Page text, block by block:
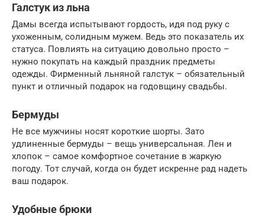
Галстук из льна
Дамы всегда испытывают гордость, идя под руку с
ухоженным, солидным мужем. Ведь это показатель их
статуса. Повлиять на ситуацию довольно просто –
нужно покупать на каждый праздник предметы
одежды. Фирменный льняной галстук – обязательный
пункт и отличный подарок на годовщину свадьбы.
Бермуды
Не все мужчины носят короткие шорты. Зато
удлиненные бермуды – вещь универсальная. Лен и
хлопок – самое комфортное сочетание в жаркую
погоду. Тот случай, когда он будет искренне рад надеть
ваш подарок.
Удобные брюки